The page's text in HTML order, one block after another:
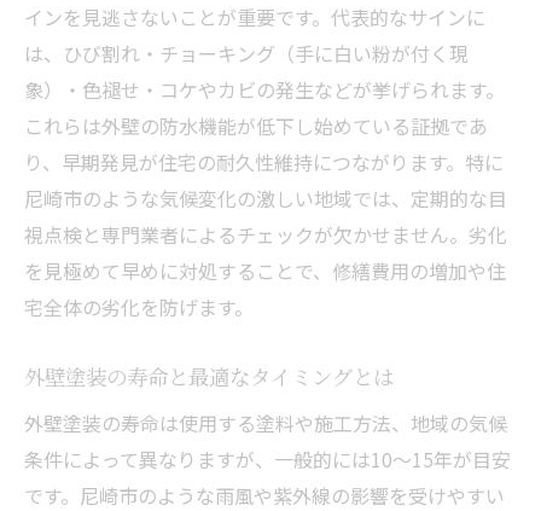
インを見逃さないことが重要です。代表的なサインに
は、ひび割れ・チョーキング（手に白い粉が付く現
象）・色褪せ・コケやカビの発生などが挙げられます。
これらは外壁の防水機能が低下し始めている証拠であ
り、早期発見が住宅の耐久性維持につながります。特に
尼崎市のような気候変化の激しい地域では、定期的な目
視点検と専門業者によるチェックが欠かせません。劣化
を見極めて早めに対処することで、修繕費用の増加や住
宅全体の劣化を防げます。
外壁塗装の寿命と最適なタイミングとは
外壁塗装の寿命は使用する塗料や施工方法、地域の気候
条件によって異なりますが、一般的には10〜15年が目安
です。尼崎市のような雨風や紫外線の影響を受けやすい